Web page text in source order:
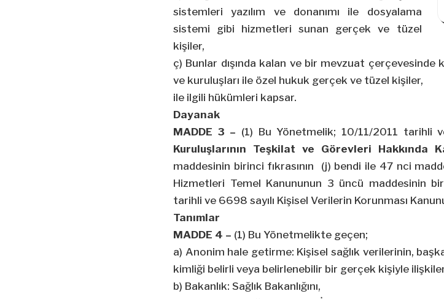
sistemleri yazılım ve donanımı ile dosyalama
sistemi gibi hizmetleri sunan gerçek ve tüzel
kişiler,
ç) Bunlar dışında kalan ve bir mevzuat
ve kuruluşları ile özel hukuk gerçek ve tüzel kişiler,
ile ilgili hükümleri kapsar.
Dayanak
MADDE 3 – (1) Bu Yönetmelik; 10/11/2011 tarihli
Kuruluşlarının Teşkilat ve Görevleri Hakkında
maddesinin birinci fıkrasının (j) bendi ile 47 nci
Hizmetleri Temel Kanununun 3 üncü maddesinin
tarihli ve 6698 sayılı Kişisel Verilerin Korunması
Tanımlar
MADDE 4 – (1) Bu Yönetmelikte geçen;
a) Anonim hale getirme: Kişisel sağlık verilerinin,
kimliği belirli veya belirlenebilir bir gerçek kişiyle
b) Bakanlık: Sağlık Bakanlığını,